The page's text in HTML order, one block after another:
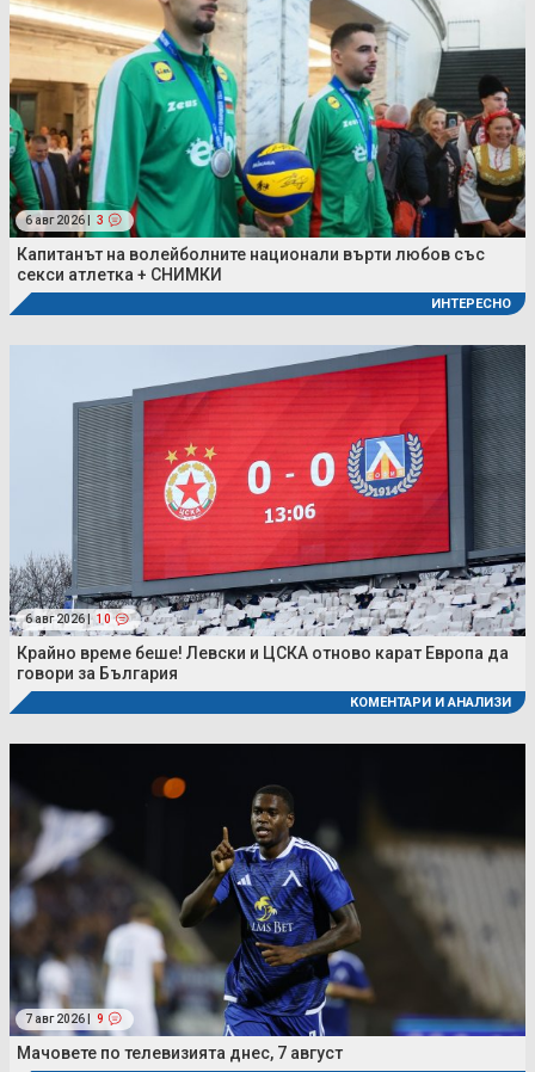
6 авг 2026 | 3
Капитанът на волейболните национали върти любов със
секси атлетка + СНИМКИ
ИНТЕРЕСНО
6 авг 2026 | 10
Крайно време беше! Левски и ЦСКА отново карат Европа да
говори за България
КОМЕНТАРИ И АНАЛИЗИ
7 авг 2026 | 9
Мачовете по телевизията днес, 7 август